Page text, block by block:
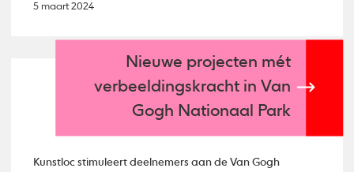
5 maart 2024
Nieuwe projecten mét
verbeeldingskracht in Van
Gogh Nationaal Park
Kunstloc stimuleert deelnemers aan de Van Gogh